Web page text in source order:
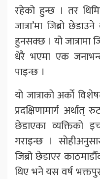
रहेको हुन्छ । तर
जात्रा’मा जिब्रो
हुनसक्छ । यो जात्रामा
धेरै भएमा एक
पाइन्छ ।
यो जात्राको अर्को
प्रदक्षिणामार्ग अर्थात्
छेडाएका व्यक्तिको
गराइन्छ ।
जिब्रो छेडाएर
थिए भने यस वर्ष